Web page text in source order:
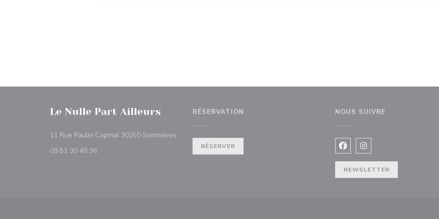
Le Nulle Part Ailleurs
11 Rue Paulin Capmal 30250 Sommières
09 51 30 48 36
RÉSERVATION
RÉSERVER
NOUS SUIVRE
Facebook ((ouvre une
Instagram ((ouvre une
NEWSLETTER